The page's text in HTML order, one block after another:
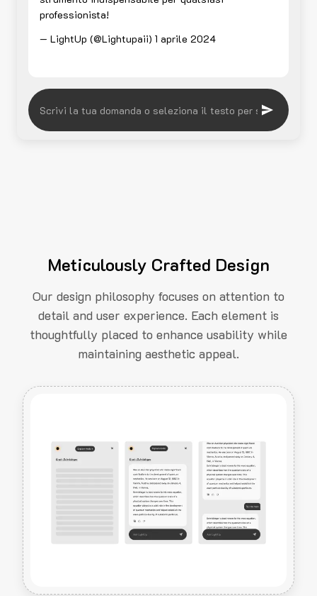
professionista!
— LightUp (@Lightupaii) 1 aprile 2024
Meticulously Crafted Design
Our design philosophy focuses on attention to
detail and user experience. Each element is
thoughtfully placed to enhance usability while
maintaining aesthetic appeal.